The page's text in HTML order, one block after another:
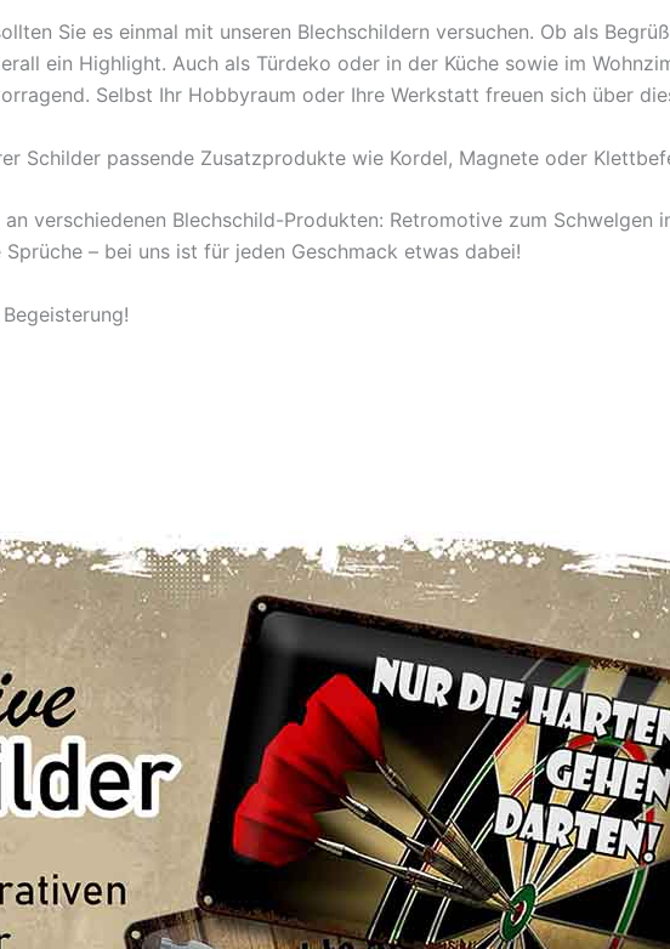
Sie es einmal mit unseren Blechschildern versuchen. Ob als
ein Highlight. Auch als Türdeko oder in der Küche sowie im
Selbst Ihr Hobbyraum oder Ihre Werkstatt freuen sich über
Schilder passende Zusatzprodukte wie Kordel, Magnete oder
verschiedenen Blechschild-Produkten: Retromotive zum Schwelgen
– bei uns ist für jeden Geschmack etwas dabei!